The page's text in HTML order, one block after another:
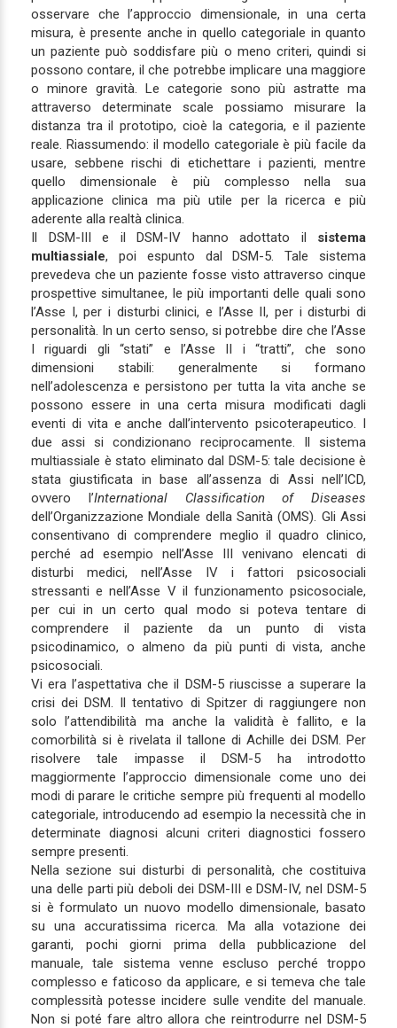
osservare che l’approccio dimensionale, in una certa
misura, è presente anche in quello categoriale in quanto
un paziente può soddisfare più o meno criteri, quindi si
possono contare, il che potrebbe implicare una maggiore
o minore gravità. Le categorie sono più astratte ma
attraverso determinate scale possiamo misurare la
distanza tra il prototipo, cioè la categoria, e il paziente
reale. Riassumendo: il modello categoriale è più facile da
usare, sebbene rischi di etichettare i pazienti, mentre
quello dimensionale è più complesso nella sua
applicazione clinica ma più utile per la ricerca e più
aderente alla realtà clinica.
Il DSM-III e il DSM-IV hanno adottato il sistema
multiassiale, poi espunto dal DSM-5. Tale sistema
prevedeva che un paziente fosse visto attraverso cinque
prospettive simultanee, le più importanti delle quali sono
l’Asse I, per i disturbi clinici, e l’Asse II, per i disturbi di
personalità. In un certo senso, si potrebbe dire che l’Asse
I riguardi gli “stati” e l’Asse II i “tratti”, che sono
dimensioni stabili: generalmente si formano
nell’adolescenza e persistono per tutta la vita anche se
possono essere in una certa misura modificati dagli
eventi di vita e anche dall’intervento psicoterapeutico. I
due assi si condizionano reciprocamente. Il sistema
multiassiale è stato eliminato dal DSM-5: tale decisione è
stata giustificata in base all’assenza di Assi nell’ICD,
ovvero l’International Classification of Diseases
dell’Organizzazione Mondiale della Sanità (OMS). Gli Assi
consentivano di comprendere meglio il quadro clinico,
perché ad esempio nell’Asse III venivano elencati di
disturbi medici, nell’Asse IV i fattori psicosociali
stressanti e nell’Asse V il funzionamento psicosociale,
per cui in un certo qual modo si poteva tentare di
comprendere il paziente da un punto di vista
psicodinamico, o almeno da più punti di vista, anche
psicosociali.
Vi era l’aspettativa che il DSM-5 riuscisse a superare la
crisi dei DSM. Il tentativo di Spitzer di raggiungere non
solo l’attendibilità ma anche la validità è fallito, e la
comorbilità si è rivelata il tallone di Achille dei DSM. Per
risolvere tale impasse il DSM-5 ha introdotto
maggiormente l’approccio dimensionale come uno dei
modi di parare le critiche sempre più frequenti al modello
categoriale, introducendo ad esempio la necessità che in
determinate diagnosi alcuni criteri diagnostici fossero
sempre presenti.
Nella sezione sui disturbi di personalità, che costituiva
una delle parti più deboli dei DSM-III e DSM-IV, nel DSM-5
si è formulato un nuovo modello dimensionale, basato
su una accuratissima ricerca. Ma alla votazione dei
garanti, pochi giorni prima della pubblicazione del
manuale, tale sistema venne escluso perché troppo
complesso e faticoso da applicare, e si temeva che tale
complessità potesse incidere sulle vendite del manuale.
Non si poté fare altro allora che reintrodurre nel DSM-5